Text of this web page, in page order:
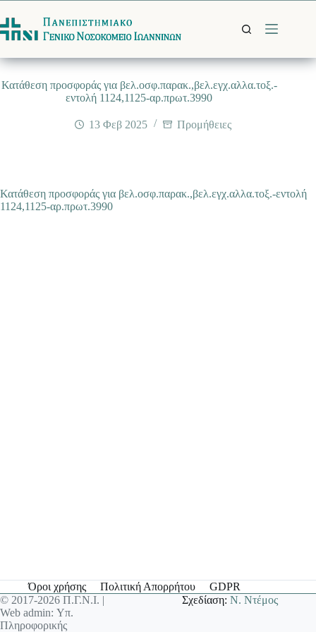
στο
περιεχόμενο
Κατάθεση προσφοράς για βελ.οσφ.παρακ.,βελ.εγχ.αλλα.τοξ.-
εντολή 1124,1125-αρ.πρωτ.3990
13 Φεβ 2025 Προμήθειες
Κατάθεση προσφοράς για βελ.οσφ.παρακ.,βελ.εγχ.αλλα.τοξ.-εντολή
1124,1125-αρ.πρωτ.3990
Όροι χρήσης Πολιτική Απορρήτου
GDPR
© 2017-2026 Π.Γ.Ν.Ι. |
Web admin: Υπ.
Πληροφορικής
Σχεδίαση:Ν. Ντέμος